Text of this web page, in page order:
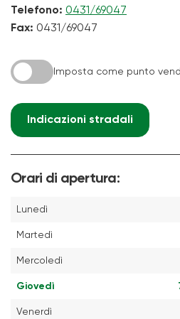
Telefono: 0431/69047
Fax: 0431/69047
Imposta come punto
Indicazioni stradali
Orari di apertura:
Lunedì
Martedì
Mercoledì
Giovedì
Venerdì